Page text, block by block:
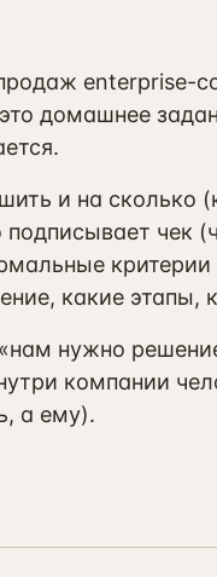
enterprise-
домашнее
и на сколько
чек
критерии
какие этапы,
нужно
компании
а ему).